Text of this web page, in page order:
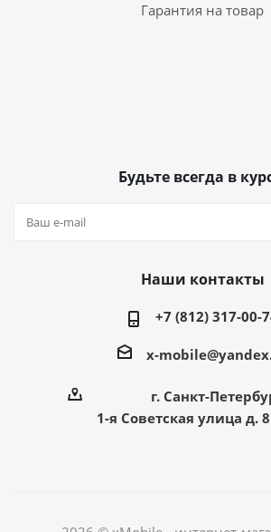
Гарантия на товар
Будьте всегда в
Наши контакты
+7 (812) 317-00-
x-
г. Санкт-
1-я Советская улица д.